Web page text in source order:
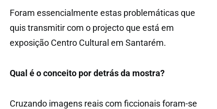
Foram essencialmente estas problemáticas que
quis transmitir com o projecto que está em
exposição Centro Cultural em Santarém.
Qual é o conceito por detrás da mostra?
Cruzando imagens reais com ficcionais foram-se